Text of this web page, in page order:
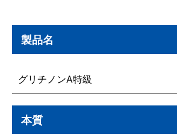
製品名
グリチノンA特級
本質